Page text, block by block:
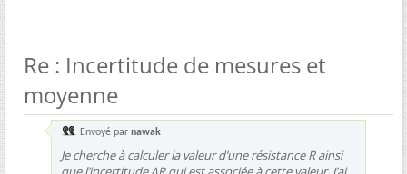
Re : Incertitude de mesures et
moyenne
Envoyé par nawak
Je cherche à calculer la valeur d’une résistance R ainsi